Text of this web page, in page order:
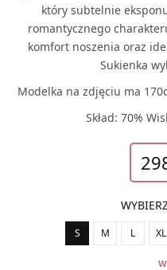
który subtelnie
romantycznego
komfort noszenia oraz
Sukienka
Modelka na zdjęciu ma
Skład: 70%
S M L XL